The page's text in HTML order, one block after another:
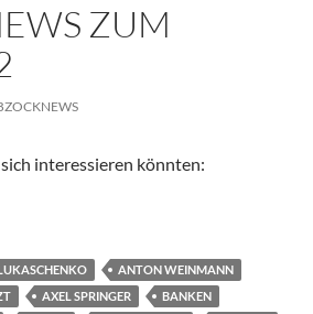
ZUM
interessieren könnten:
ANTON WEINMANN
AXEL SPRINGER
BANKEN